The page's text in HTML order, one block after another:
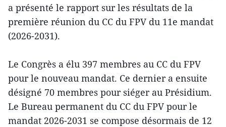
a présenté le rapport sur les résultats de la
première réunion du CC du FPV du 11e mandat
(2026-2031).
Le Congrès a élu 397 membres au CC du FPV
pour le nouveau mandat. Ce dernier a ensuite
désigné 70 membres pour siéger au Présidium.
Le Bureau permanent du CC du FPV pour le
mandat 2026-2031 se compose désormais de 12